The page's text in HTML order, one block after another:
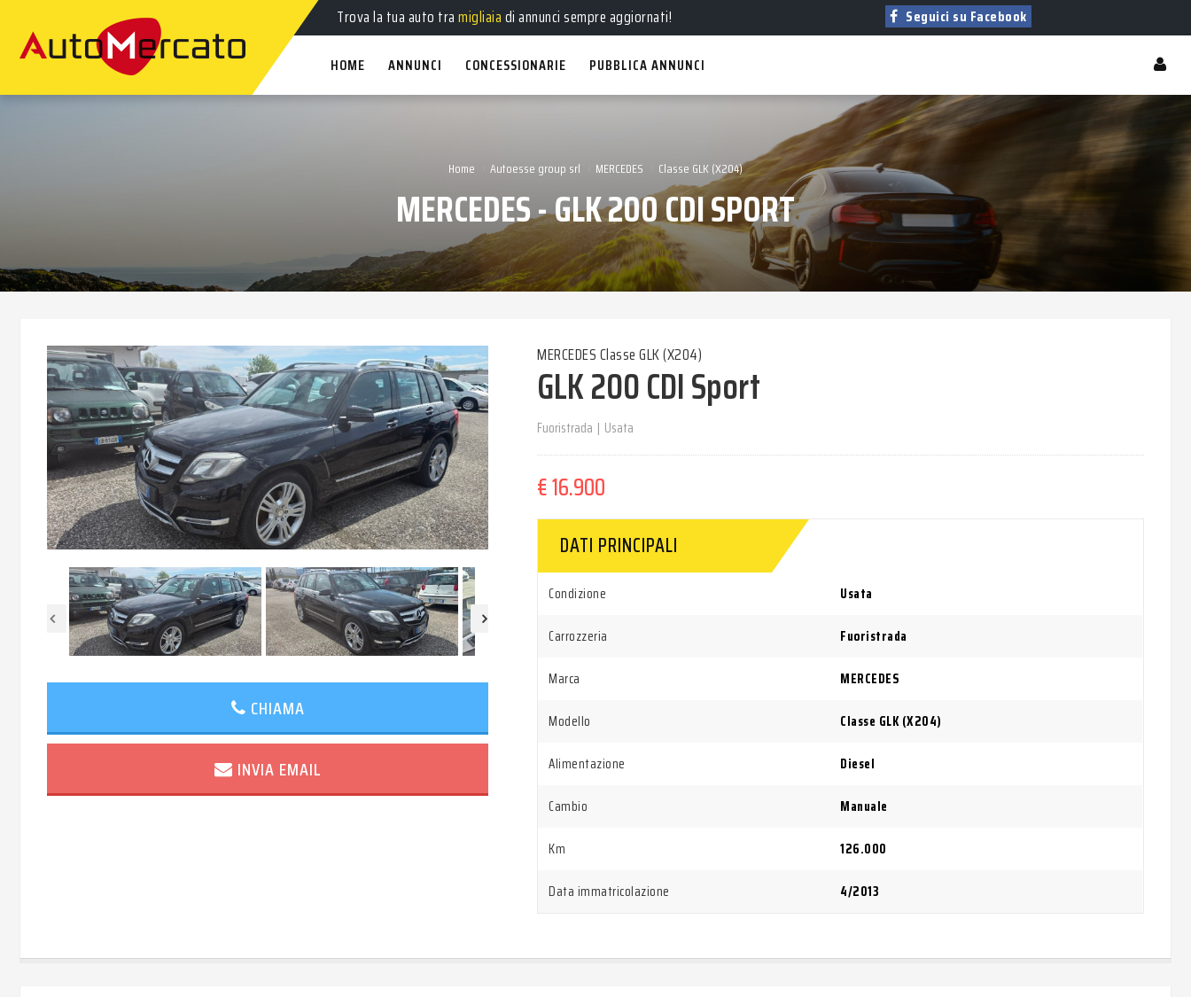
Autonuove,usate, akm 0eaziendaliin vendita!
Trova la tua auto tramigliaiadi annunci sempre aggiornati!
Seguici su Facebook
HOME ANNUNCI CONCESSIONARIE PUBBLICA ANNUNCI
Home Autoesse group srl MERCEDES Classe GLK (X204)
MERCEDES - GLK 200 CDI SPORT
CHIAMA
INVIA EMAIL
MERCEDES Classe GLK (X204)
GLK 200 CDI Sport
Fuoristrada | Usata
€ 16.900
DATI PRINCIPALI
Condizione
Usata
Carrozzeria
Fuoristrada
Marca
MERCEDES
Modello
Classe GLK (X204)
Alimentazione
Diesel
Cambio
Manuale
Km
126.000
Data immatricolazione
4/2013